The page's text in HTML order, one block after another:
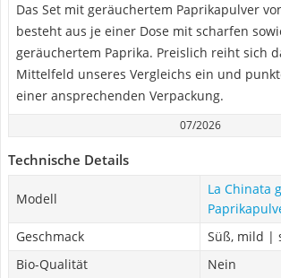
Das Set mit geräuchertem Paprikapulver
besteht aus je einer Dose mit scharfen
geräuchertem Paprika. Preislich reiht sich
Mittelfeld unseres Vergleichs ein und
einer ansprechenden Verpackung.
07/2026
Technische Details
Modell
La Chinata
Geschmack
Süß, mild |
Bio-Qualität
Nein